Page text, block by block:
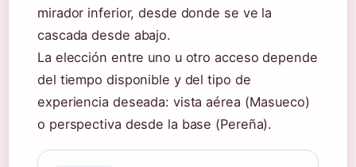
mirador inferior, desde donde se ve la
cascada desde abajo.
La elección entre uno u otro acceso depende
del tiempo disponible y del tipo de
experiencia deseada: vista aérea (Masueco)
o perspectiva desde la base (Pereña).